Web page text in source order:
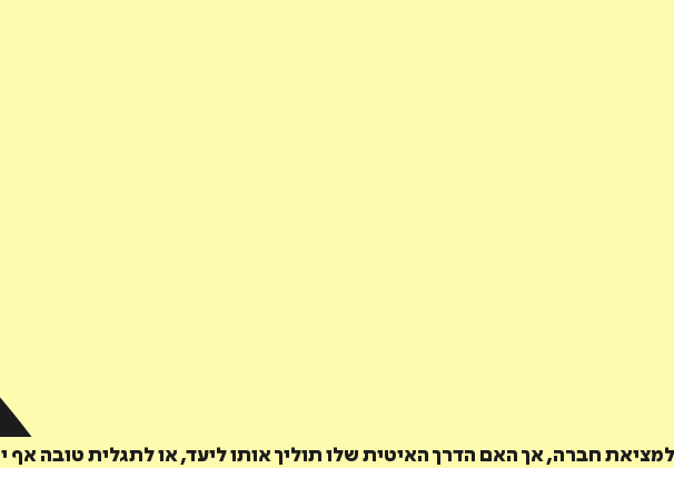
חברה, אך האם הדרך האיטית שלו תוליך אותו ליעד, או לתגלית טובה אף